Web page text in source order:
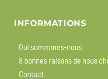
INFORMATIONS
Qui sommmes-nous
8 bonnes raisons de nous
Contact